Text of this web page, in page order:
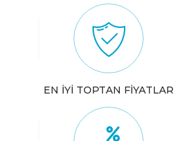
EN İYİ TOPTAN FİYATLAR